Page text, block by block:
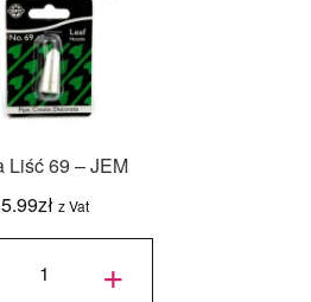
Liść 69 – JEM
5.99zł z Vat
+